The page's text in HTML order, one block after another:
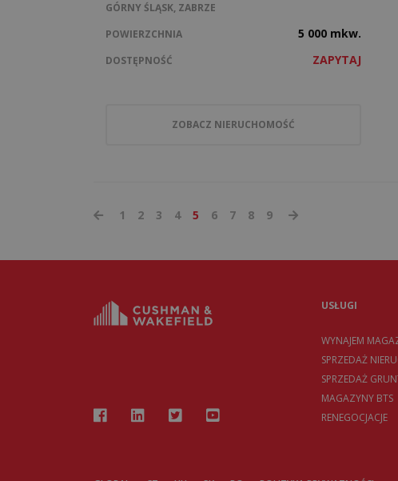
GÓRNY ŚLĄSK, ZABRZE
POWIERZCHNIA
5 000 mkw.
DOSTĘPNOŚĆ ZAPYTAJ
ZOBACZ NIERUCHOMOŚĆ
1 2 3 4 5 6 7 8 9
USŁUGI
WYNAJEM
SPRZEDAŻ
SPRZEDAŻ
MAGAZYNY BTS
RENEGOCJACJE